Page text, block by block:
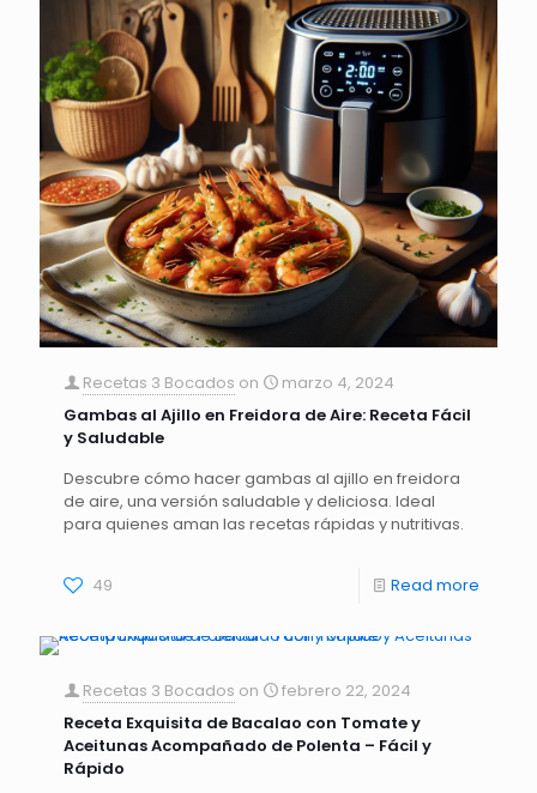
Recetas 3 Bocados on
marzo 4, 2024
Gambas al Ajillo en Freidora de Aire: Receta Fácil
y Saludable
Descubre cómo hacer gambas al ajillo en freidora
de aire, una versión saludable y deliciosa. Ideal
para quienes aman las recetas rápidas y nutritivas.
49 Read more
Recetas 3 Bocados on
febrero 22, 2024
Receta Exquisita de Bacalao con Tomate y
Aceitunas Acompañado de Polenta – Fácil y
Rápido